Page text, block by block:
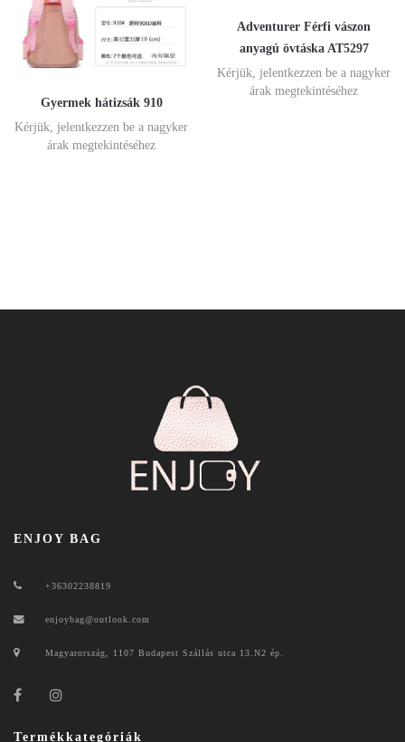
Gyermek hátizsák 910
Kérjük, jelentkezzen be a nagyker
árak megtekintéséhez
Adventurer Férfi vászon
anyagú övtáska AT5297
Kérjük, jelentkezzen be a nagyker
árak megtekintéséhez
ENJOY BAG
+36302238819
enjoybag@outlook.com
Magyarország, 1107 Budapest Szállás utca 13.N2 ép.
Termékkategóriák